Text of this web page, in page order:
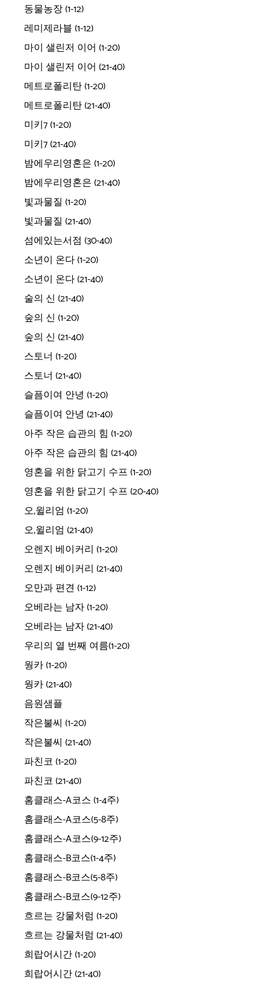
동물농장 (1-12)
레미제라블 (1-12)
마이 샐린저 이어 (1-20)
마이 샐린저 이어 (21-40)
메트로폴리탄 (1-20)
메트로폴리탄 (21-40)
미키7 (1-20)
미키7 (21-40)
밤에우리영혼은 (1-20)
밤에우리영혼은 (21-40)
빛과물질 (1-20)
빛과물질 (21-40)
섬에있는서점 (30-40)
소년이 온다 (1-20)
소년이 온다 (21-40)
술의 신 (21-40)
숲의 신 (1-20)
숲의 신 (21-40)
스토너 (1-20)
스토너 (21-40)
슬픔이여 안녕 (1-20)
슬픔이여 안녕 (21-40)
아주 작은 습관의 힘 (1-20)
아주 작은 습관의 힘 (21-40)
영혼을 위한 닭고기 수프 (1-20)
영혼을 위한 닭고기 수프 (20-40)
오,윌리엄 (1-20)
오,윌리엄 (21-40)
오렌지 베이커리 (1-20)
오렌지 베이커리 (21-40)
오만과 편견 (1-12)
오베라는 남자 (1-20)
오베라는 남자 (21-40)
우리의 열 번째 여름(1-20)
웡카 (1-20)
웡카 (21-40)
음원샘플
작은불씨 (1-20)
작은불씨 (21-40)
파친코 (1-20)
파친코 (21-40)
홈클래스-A코스 (1-4주)
홈클래스-A코스(5-8주)
홈클래스-A코스(9-12주)
홈클래스-B코스(1-4주)
홈클래스-B코스(5-8주)
홈클래스-B코스(9-12주)
흐르는 강물처럼 (1-20)
흐르는 강물처럼 (21-40)
희랍어시간 (1-20)
희랍어시간 (21-40)